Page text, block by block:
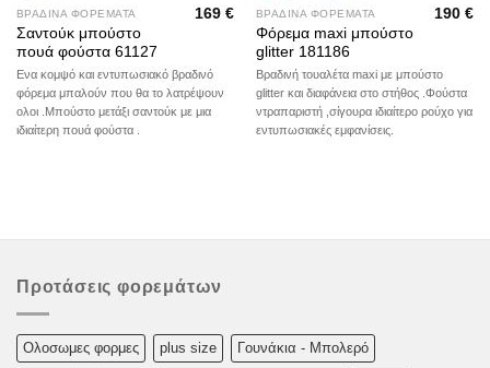
ΒΡΑΔΙΝΑ ΦΟΡΕΜΑΤΑ
Σαντούκ μπούστο
πουά φούστα 61127
169€
Ενα κομψό και εντυπωσιακό βραδινό
φόρεμα μπαλούν που θα το λατρέψουν
ολοι .Μπούστο μετάξι σαντούκ με μια
ιδιαίτερη πουά φούστα .
ΒΡΑΔΙΝΑ ΦΟΡΕΜΑΤΑ
Φόρεμα maxi μπούστο
glitter 181186
190€
Βραδινή τουαλέτα maxi με μπούστο
glitter και διαφάνεια στο στήθος .Φούστα
ντραπαριστή ,σίγουρα ιδιαίτερο ρούχο για
εντυπωσιακές εμφανίσεις.
Προτάσεις φορεμάτων
Oλoσωμες φoρμες plus size Γουνάκια - Μπολερό